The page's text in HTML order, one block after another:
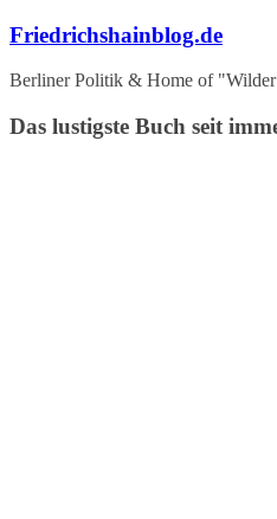
Zum
springen
Friedrichshainblog.de
Berliner Politik & Home of
Das lustigste Buch seit